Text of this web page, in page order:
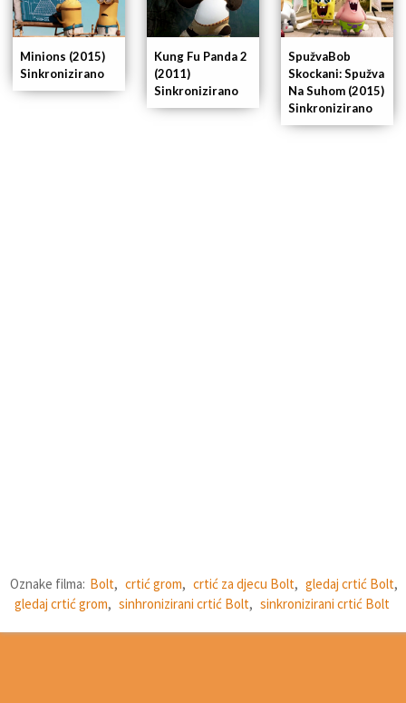
SpužvaBob
Skockani: Spužva
Na Suhom (2015)
Sinkronizirano
Kung Fu Panda 2
(2011)
Sinkronizirano
Minions (2015)
Sinkronizirano
Oznake filma: Bolt, crtić grom, crtić za djecu Bolt, gledaj crtić Bolt,
gledaj crtić grom, sinhronizirani crtić Bolt, sinkronizirani crtić Bolt